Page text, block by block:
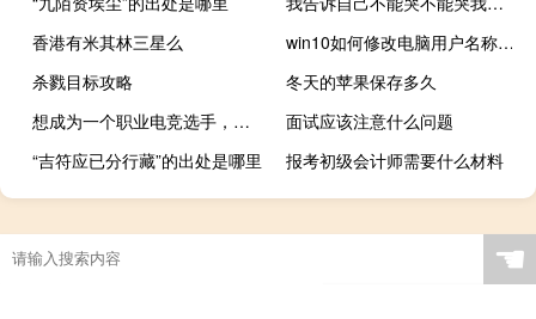
香港有米其林三星么
win10如何修改电脑用户名称（win10如何修改电脑用户名称）
杀戮目标攻略
冬天的苹果保存多久
想成为一个职业电竞选手，该符合什么条件
面试应该注意什么问题
“吉符应已分行藏”的出处是哪里
报考初级会计师需要什么材料
☚